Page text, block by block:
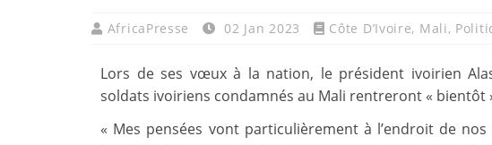
AfricaPresse 02 Jan 2023 Côte D’Ivoire, Mali,
Lors de ses vœux à la nation, le président ivoirien
soldats ivoiriens condamnés au Mali rentreront « bientôt
« Mes pensées vont particulièrement à l’endroit de